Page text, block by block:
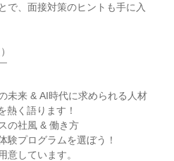
、面接対策のヒントも手に入
未来 & AI時代に求められる人材
熱く語ります！
の社風 & 働き方
験プログラムを選ぼう！
しています。